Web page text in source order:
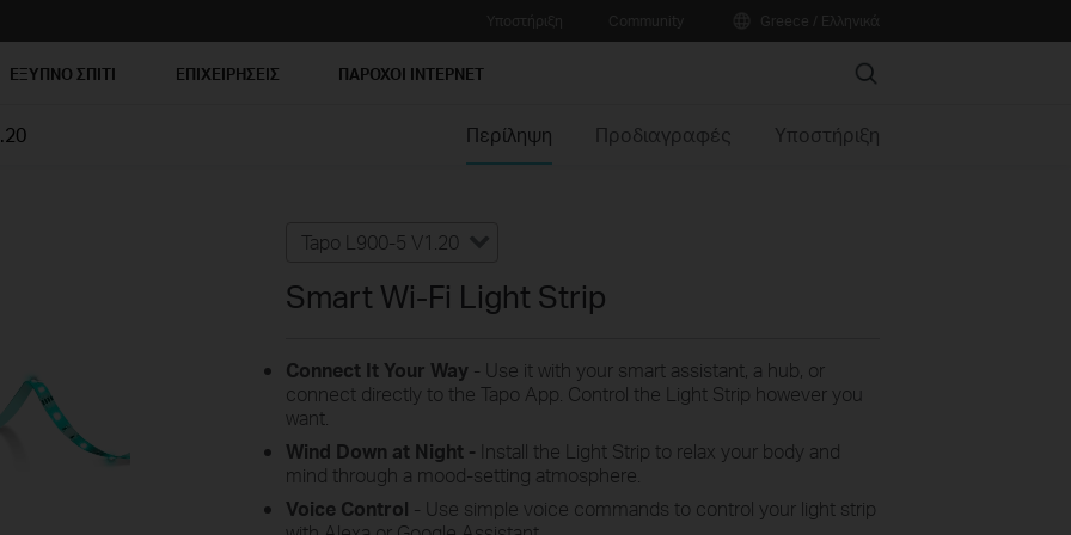
ΕΞΥΠΝΟ ΣΠΙΤΙ ΕΠΙΧΕΙΡΗΣΕΙΣ ΠΑΡΟΧΟΙ ΙΝΤΕΡΝΕΤ Search
Περίληψη Προδιαγραφές Υποστήριξη
Tapo L900-5 V1.20
Smart Wi-Fi Light Strip
Connect It Your Way - Use it with your smart assistant, a hub, or
connect directly to the Tapo App. Control the Light Strip however you
want.
Wind Down at Night - Install the Light Strip to relax your body and
mind through a mood-setting atmosphere.
Voice Control - Use simple voice commands to control your light strip